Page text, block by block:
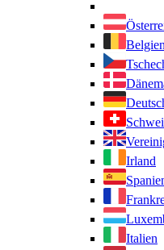
Belgien
Irland
Italien